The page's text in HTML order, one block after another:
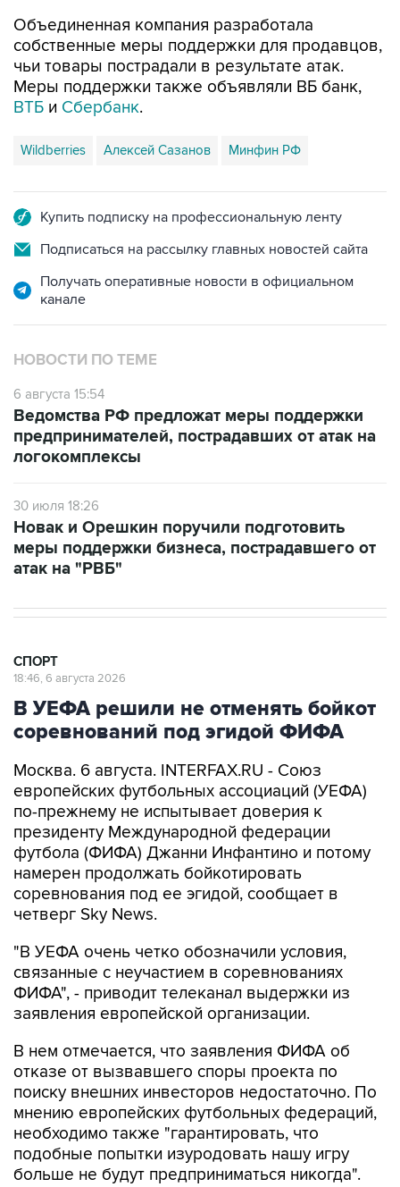
Объединенная компания разработала
собственные меры поддержки для продавцов,
чьи товары пострадали в результате атак.
Меры поддержки также объявляли ВБ банк,
ВТБ и Сбербанк.
Wildberries Алексей Сазанов Минфин РФ
Купить подписку на профессиональную ленту
Подписаться на рассылку главных новостей сайта
Получать оперативные новости в официальном
канале
НОВОСТИ ПО ТЕМЕ
6 августа 15:54
Ведомства РФ предложат меры поддержки
предпринимателей, пострадавших от атак на
логокомплексы
30 июля 18:26
Новак и Орешкин поручили подготовить
меры поддержки бизнеса, пострадавшего от
атак на "РВБ"
СПОРТ
18:46, 6 августа 2026
В УЕФА решили не отменять бойкот
соревнований под эгидой ФИФА
Москва. 6 августа. INTERFAX.RU - Союз
европейских футбольных ассоциаций (УЕФА)
по-прежнему не испытывает доверия к
президенту Международной федерации
футбола (ФИФА) Джанни Инфантино и потому
намерен продолжать бойкотировать
соревнования под ее эгидой, сообщает в
четверг Sky News.
"В УЕФА очень четко обозначили условия,
связанные с неучастием в соревнованиях
ФИФА", - приводит телеканал выдержки из
заявления европейской организации.
В нем отмечается, что заявления ФИФА об
отказе от вызвавшего споры проекта по
поиску внешних инвесторов недостаточно. По
мнению европейских футбольных федераций,
необходимо также "гарантировать, что
подобные попытки изуродовать нашу игру
больше не будут предприниматься никогда".